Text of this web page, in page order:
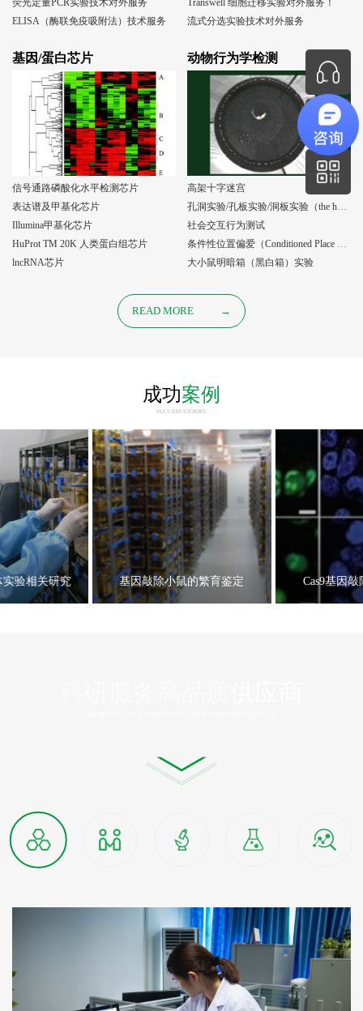
荧光定量PCR实验技术对外服务
ELISA（酶联免疫吸附法）技术服务
Transwell 细胞迁移实验对外服务！
流式分选实验技术对外服务
基因/蛋白芯片
信号通路磷酸化水平检测芯片
表达谱及甲基化芯片
Illumina甲基化芯片
HuProt TM 20K 人类蛋白组芯片
lncRNA芯片
动物行为学检测
高架十字迷宫
孔洞实验/孔板实验/洞板实验（the holeboard test）
社会交互行为测试
条件性位置偏爱（Conditioned Place Preference, CPP）实验
大小鼠明暗箱（黑白箱）实验
READ MORE →
成功案例
SUCCESS STORIES
实验相关研究 基因敲除小鼠的繁育鉴定 Cas9基因